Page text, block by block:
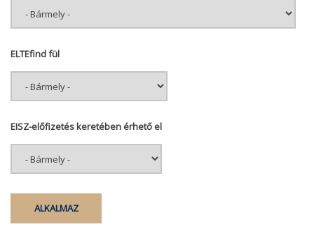
ELTEfind fül
EISZ-előfizetés keretében érhető el